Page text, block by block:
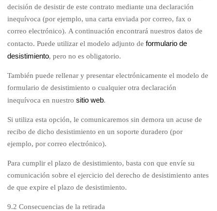
decisión de desistir de este contrato mediante una declaración
inequívoca (por ejemplo, una carta enviada por correo, fax o
correo electrónico). A continuación encontrará nuestros datos de
contacto. Puede utilizar el modelo adjunto de formulario de
desistimiento, pero no es obligatorio.
También puede rellenar y presentar electrónicamente el modelo de
formulario de desistimiento o cualquier otra declaración
inequívoca en nuestro sitio web.
Si utiliza esta opción, le comunicaremos sin demora un acuse de
recibo de dicho desistimiento en un soporte duradero (por
ejemplo, por correo electrónico).
Para cumplir el plazo de desistimiento, basta con que envíe su
comunicación sobre el ejercicio del derecho de desistimiento antes
de que expire el plazo de desistimiento.
9.2 Consecuencias de la retirada